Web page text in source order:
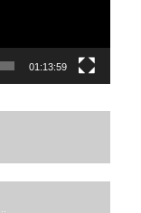
01:13:59